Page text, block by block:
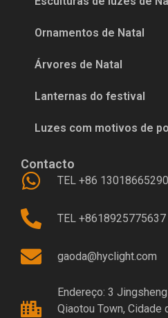
Ornamentos de Natal
Árvores de Natal
Lanternas do festival
Luzes com motivos de
Contacto
TEL +86 13018665290
TEL +8618925775637
gaoda@hyclight.com
Endereço: 3
Qiaotou Town, Cidade